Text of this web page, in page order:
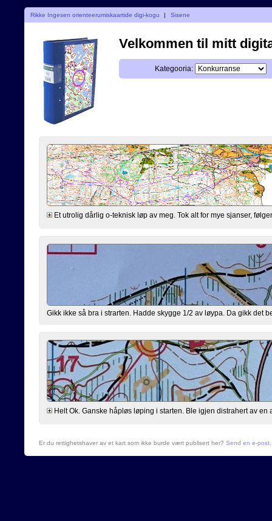
Rikke Ingesen orienteerumiskaartide digi-kogu | Sisene
Velkommen til mitt
Kategooria:
Et utrolig dårlig o-teknisk løp av meg. Tok alt for mye sjanser,
Gikk ikke så bra i strarten. Hadde skygge 1/2 av løypa. Da gikk det
Helt Ok. Ganske håpløs løping i starten. Ble igjen distrahert av
Er du rettighetshaver av et kart som ikke burde vært publisert her? Send en e-post